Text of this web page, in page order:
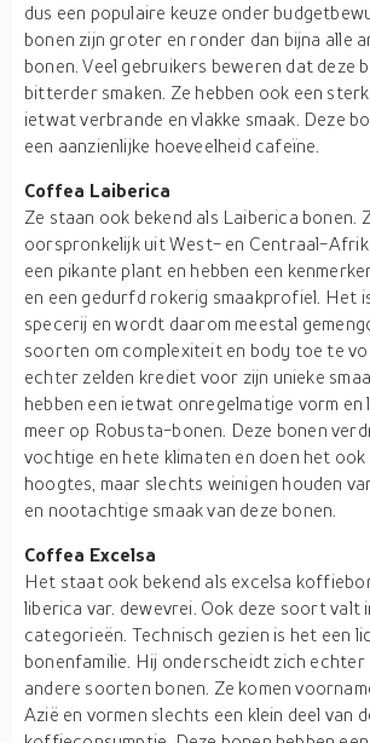
dus een populaire keuze onder
bonen zijn groter en ronder dan bijna alle
bonen. Veel gebruikers beweren dat deze
bitterder smaken. Ze hebben ook een
ietwat verbrande en vlakke smaak. Deze
een aanzienlijke hoeveelheid cafeïne.
Coffea Laiberica
Ze staan ook bekend als Laiberica bonen.
oorspronkelijk uit West- en Centraal-
een pikante plant en hebben een
en een gedurfd rokerig smaakprofiel. Het
specerij en wordt daarom meestal
soorten om complexiteit en body toe te
echter zelden krediet voor zijn unieke
hebben een ietwat onregelmatige vorm
meer op Robusta-bonen. Deze bonen
vochtige en hete klimaten en doen het ook
hoogtes, maar slechts weinigen houden
en nootachtige smaak van deze bonen.
Coffea Excelsa
Het staat ook bekend als excelsa
liberica var. dewevrei. Ook deze soort valt
categorieën. Technisch gezien is het een
bonenfamilie. Hij onderscheidt zich echter
andere soorten bonen. Ze komen
Azië en vormen slechts een klein deel van